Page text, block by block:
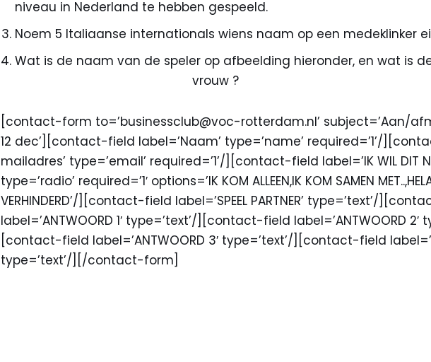
niveau in Nederland te hebben gespeeld.
Noem 5 Italiaanse internationals wiens naam op een medeklinker
Wat is de naam van de speler op afbeelding hieronder, en wat is
vrouw ?
[contact-form to=’businessclub@voc-rotterdam.nl’ subject=’Aan/
12 dec’][contact-field label=’Naam’ type=’name’ required=’1’/
mailadres’ type=’email’ required=’1’/][contact-field label=’IK WIL DIT
type=’radio’ required=’1′ options=’IK KOM ALLEEN,IK KOM SAMEN
VERHINDERD’/][contact-field label=’SPEEL PARTNER’ type=’text’/
label=’ANTWOORD 1′ type=’text’/][contact-field label=’ANTWOORD 2′
[contact-field label=’ANTWOORD 3′ type=’text’/][contact-field
type=’text’/][/contact-form]